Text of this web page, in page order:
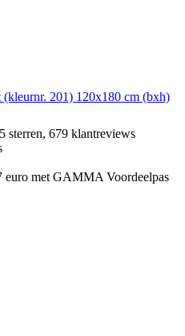
201) 120x180 cm (bxh)
sterren, 679 klantreviews
euro met GAMMA Voordeelpas